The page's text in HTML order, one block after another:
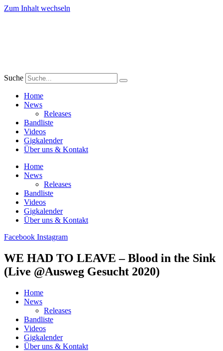
Zum Inhalt wechseln
Suche
Home
News
Releases
Bandliste
Videos
Gigkalender
Über uns & Kontakt
Home
News
Releases
Bandliste
Videos
Gigkalender
Über uns & Kontakt
Facebook Instagram
WE HAD TO LEAVE – Blood in the Sink
(Live @Ausweg Gesucht 2020)
Home
News
Releases
Bandliste
Videos
Gigkalender
Über uns & Kontakt